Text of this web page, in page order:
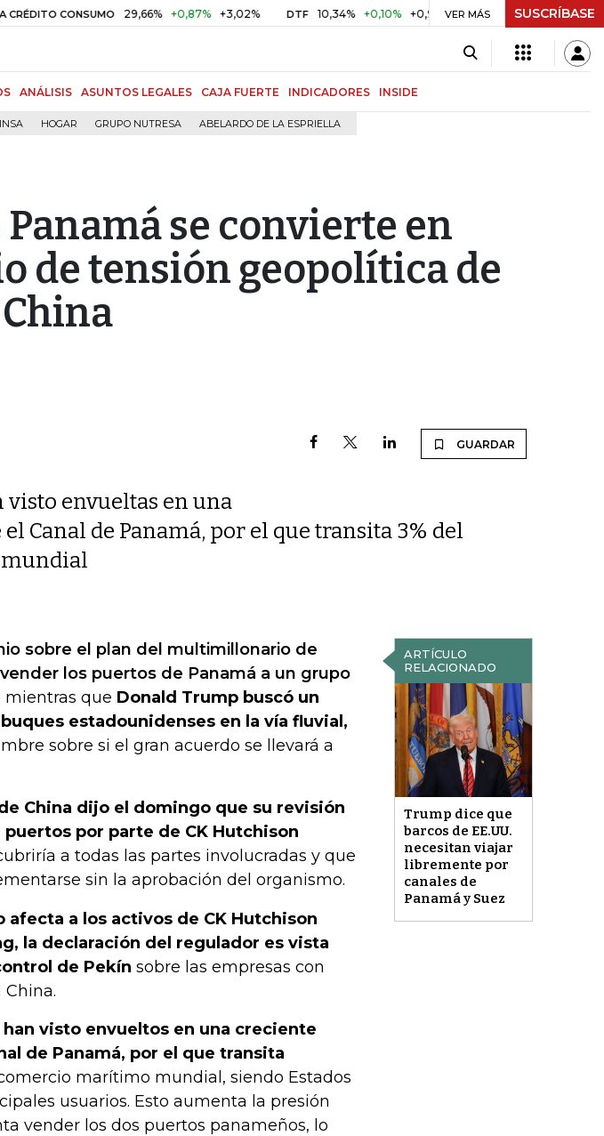
CONSUMO 29,66% +0,87% +3,02% DTF 10,34% +0,10% +0,98% UVR $ 416,96 +$ 0,05 +0,01%
VER MÁS SUSCRÍBASE
ANÁLISIS ASUNTOS LEGALES CAJA FUERTE INDICADORES INSIDE
HOGAR GRUPO NUTRESA ABELARDO DE LA ESPRIELLA
Panamá se convierte en
de tensión geopolítica de
China
GUARDAR
visto envueltas en una
Canal de Panamá, por el que transita 3% del
ARTÍCULO
RELACIONADO
Trump dice que
barcos de EE.UU.
necesitan viajar
libremente por
canales de
Panamá y Suez
sobre el plan del multimillonario de
los puertos de Panamá a un grupo
mientras que Donald Trump buscó un
estadounidenses en la vía fluvial,
sobre si el gran acuerdo se llevará a
China dijo el domingo que su revisión
por parte de CK Hutchison
a todas las partes involucradas y que
sin la aprobación del organismo.
afecta a los activos de CK Hutchison
la declaración del regulador es vista
de Pekín sobre las empresas con
China.
han visto envueltos en una creciente
de Panamá, por el que transita
marítimo mundial, siendo Estados
usuarios. Esto aumenta la presión
vender los dos puertos panameños, lo